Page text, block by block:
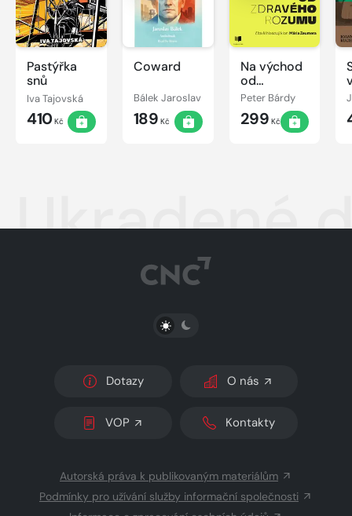
Pastýřka
snů
Iva Tajovská
410Kč
Coward
Bálek Jaroslav
189 Kč
Na východ
od
zdravého
rozumu
Peter Bárdy
299 Kč
Ukradené
PŘEPNOUT SVĚTLÝ/TMAVÝ REŽIM
Dotazy O nás
VOP Kontakty
Autorská práva k publikovaným materiálům
Podmínky pro užívání služby informační společnosti